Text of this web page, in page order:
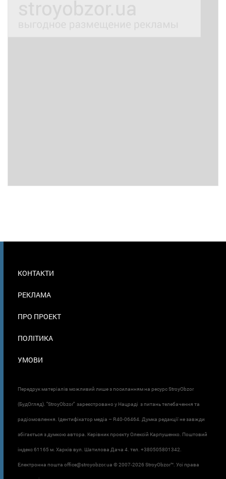
В
КОНТАКТИ
РЕКЛАМА
ПРО ПРОЕКТ
ПОЛІТИКА
УМОВИ
Передрук матеріалів можливий лише з посиланням на ресурс StroyObzor
(БудОгляд). "StroyObzor" зареєстровано у Нацраді з питань телебачення та
радіомовлення. Ідентифікатор медіа – R40-06464. Думка редакції не завжди
збігається з думкою автора. Керівник проєкту Олексій Карпушенко. Поштовий
індекс 61165 м. Харків вул. Шатилова Дача 4. тел. +380505801342.
Електронна пошта office@stroyobzor.ua © 2007-2026 StroyObzor™. Усі права